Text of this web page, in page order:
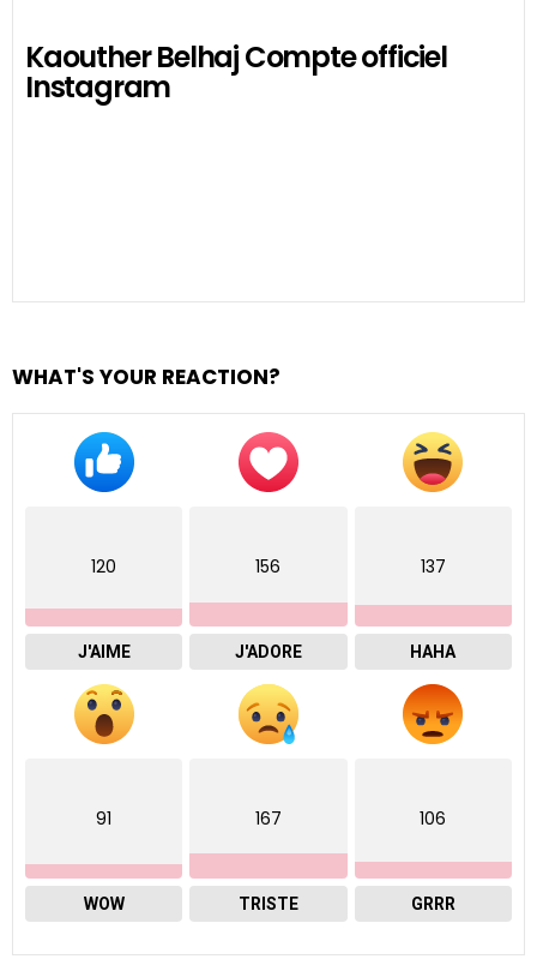
Kaouther Belhaj Compte officiel
Instagram
WHAT'S YOUR REACTION?
120
J'AIME
156
J'ADORE
137
HAHA
91
WOW
167
TRISTE
106
GRRR